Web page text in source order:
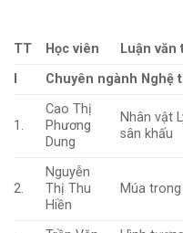
TT Học viên
Luận văn
Chuyên ngành Nghệ
1.
Cao Thị
Phương
Dung
Nhân vật
sân khấu
2.
Nguyễn
Thị Thu
Hiền
Múa